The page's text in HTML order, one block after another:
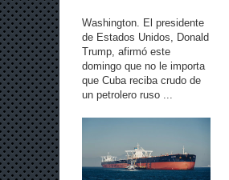
Washington. El presidente
de Estados Unidos, Donald
Trump, afirmó este
domingo que no le importa
que Cuba reciba crudo de
un petrolero ruso ...